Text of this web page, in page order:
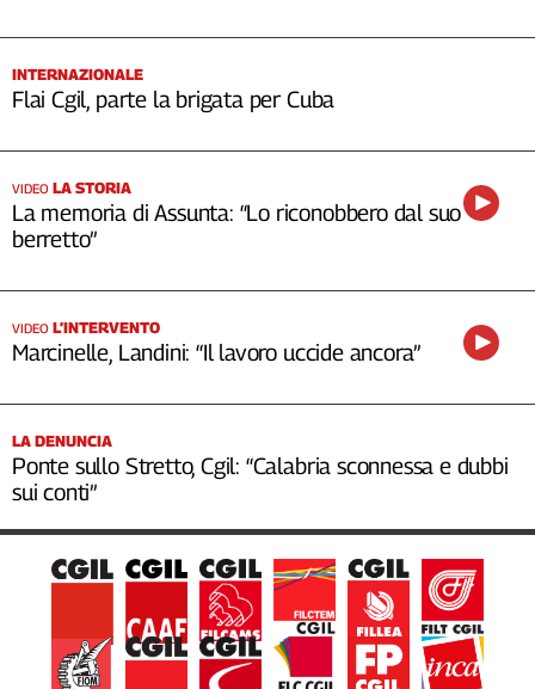
INTERNAZIONALE
Flai Cgil, parte la brigata per Cuba
VIDEO LA STORIA
La memoria di Assunta: “Lo riconobbero dal suo
berretto”
VIDEO L’INTERVENTO
Marcinelle, Landini: “Il lavoro uccide ancora”
LA DENUNCIA
Ponte sullo Stretto, Cgil: “Calabria sconnessa e dubbi
sui conti”